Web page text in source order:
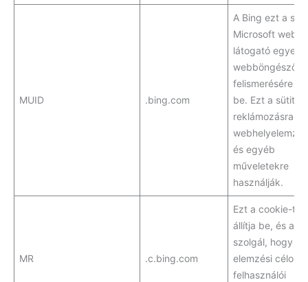
MUID .bing.com
A Bing ezt a
Microsoft
látogató egyedi
webböngészők
felismerésére
be. Ezt a sütit
reklámozásra,
és egyéb
műveletekre
használják.
MR .c.bing.com
Ezt a cookie-t a
állítja be, és arra
szolgál, hogy
elemzési célokra
felhasználói